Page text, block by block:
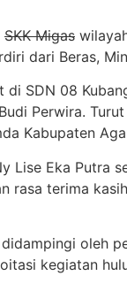
SKK Migas
dari Beras,
SDN 08
Perwira.
Kabupaten
Eka Putra
rasa terima
oleh
kegiatan